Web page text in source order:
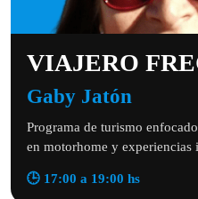
VIAJERO
Gaby Jatón
Programa de turismo
en motorhome y experiencias
🕒 17:00 a 19:00 hs